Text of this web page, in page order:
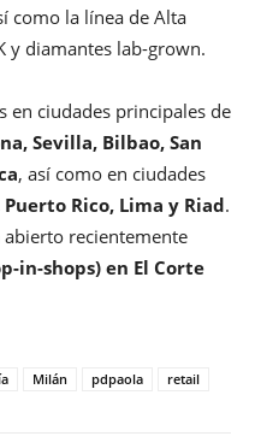
como la línea de Alta
y diamantes lab-grown.
en ciudades principales de
Sevilla, Bilbao, San
, así como en ciudades
Puerto Rico, Lima y Riad.
recientemente
in-shops) en El Corte
Milán pdpaola retail